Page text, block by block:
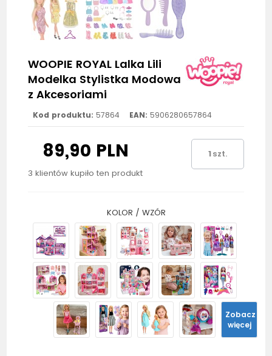
WOOPIE ROYAL Lalka Lili
Modelka Stylistka Modowa
z Akcesoriami
Kod produktu: 57864 EAN: 5906280657864
89,90 PLN
3 klientów kupiło ten produkt
szt.
KOLOR / WZÓR
Zobacz
więcej